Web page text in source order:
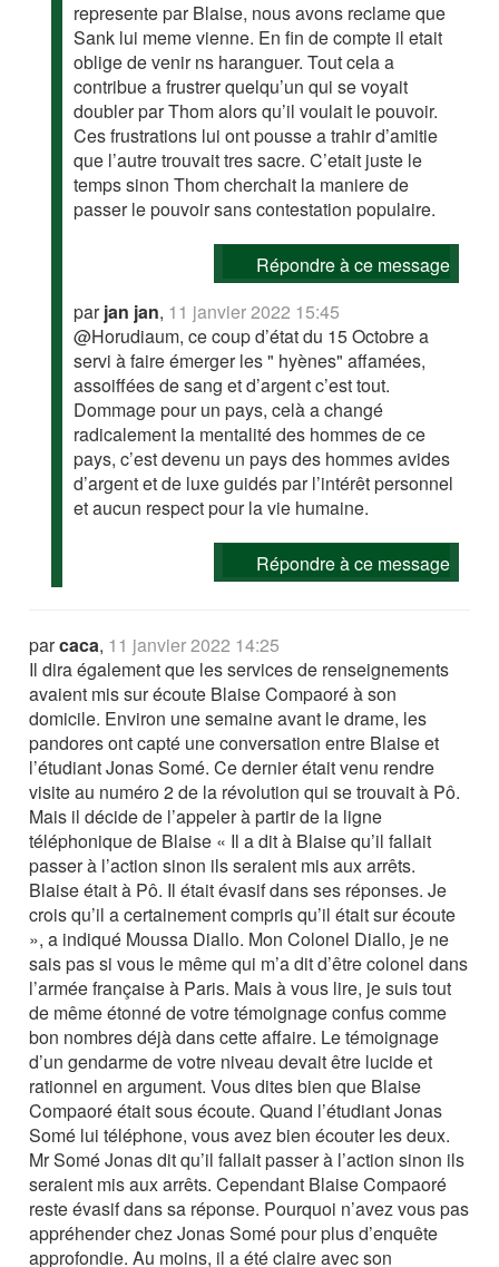
represente par Blaise, nous avons reclame que
Sank lui meme vienne. En fin de compte il etait
oblige de venir ns haranguer. Tout cela a
contribue a frustrer quelqu’un qui se voyait
doubler par Thom alors qu’il voulait le pouvoir.
Ces frustrations lui ont pousse a trahir d’amitie
que l’autre trouvait tres sacre. C’etait juste le
temps sinon Thom cherchait la maniere de
passer le pouvoir sans contestation populaire.
Répondre à ce message
parjan jan, 11 janvier 2022 15:45
@Horudiaum, ce coup d’état du 15 Octobre a
servi à faire émerger les " hyènes" affamées,
assoiffées de sang et d’argent c’est tout.
Dommage pour un pays, celà a changé
radicalement la mentalité des hommes de ce
pays, c’est devenu un pays des hommes avides
d’argent et de luxe guidés par l’intérêt personnel
et aucun respect pour la vie humaine.
Répondre à ce message
parcaca, 11 janvier 2022 14:25
Il dira également que les services de renseignements
avaient mis sur écoute Blaise Compaoré à son
domicile. Environ une semaine avant le drame, les
pandores ont capté une conversation entre Blaise et
l’étudiant Jonas Somé. Ce dernier était venu rendre
visite au numéro 2 de la révolution qui se trouvait à Pô.
Mais il décide de l’appeler à partir de la ligne
téléphonique de Blaise « Il a dit à Blaise qu’il fallait
passer à l’action sinon ils seraient mis aux arrêts.
Blaise était à Pô. Il était évasif dans ses réponses. Je
crois qu’il a certainement compris qu’il était sur écoute
», a indiqué Moussa Diallo. Mon Colonel Diallo, je ne
sais pas si vous le même qui m’a dit d’être colonel dans
l’armée française à Paris. Mais à vous lire, je suis tout
de même étonné de votre témoignage confus comme
bon nombres déjà dans cette affaire. Le témoignage
d’un gendarme de votre niveau devait être lucide et
rationnel en argument. Vous dites bien que Blaise
Compaoré était sous écoute. Quand l’étudiant Jonas
Somé lui téléphone, vous avez bien écouter les deux.
Mr Somé Jonas dit qu’il fallait passer à l’action sinon ils
seraient mis aux arrêts. Cependant Blaise Compaoré
reste évasif dans sa réponse. Pourquoi n’avez vous pas
appréhender chez Jonas Somé pour plus d’enquête
approfondie. Au moins, il a été claire avec son